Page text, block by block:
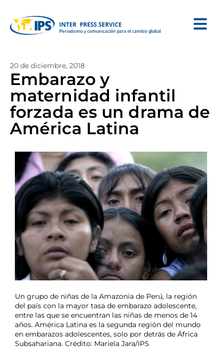
20 de diciembre, 2018
Embarazo y
maternidad infantil
forzada es un drama de
América Latina
Un grupo de niñas de la Amazonia de Perú, la región
del país con la mayor tasa de embarazo adolescente,
entre las que se encuentran las niñas de menos de 14
años. América Latina es la segunda región del mundo
en embarazos adolescentes, solo por detrás de África
Subsahariana. Crédito: Mariela Jara/IPS